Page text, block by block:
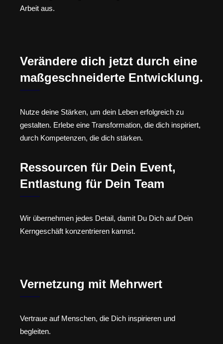
Arbeit aus.
Verändere dich jetzt durch eine
maßgeschneiderte Entwicklung.
Nutze deine Stärken, um dein Leben erfolgreich zu
gestalten. Erlebe eine Transformation, die dich inspiriert,
durch Kompetenzen, die dich stärken.
Ressourcen für Dein Event,
Entlastung für Dein Team
Wir übernehmen jedes Detail, damit Du Dich auf Dein
Kerngeschäft konzentrieren kannst.
Vernetzung mit Mehrwert
Vertraue auf Menschen, die Dich inspirieren und
begleiten.